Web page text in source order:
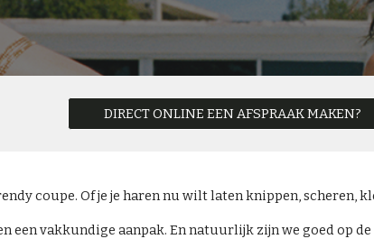
DIRECT ONLINE EEN AFSPRAAK MAKEN?
coupe. Of je je haren nu wilt laten knippen, scheren,
een vakkundige aanpak. En natuurlijk zijn we goed op